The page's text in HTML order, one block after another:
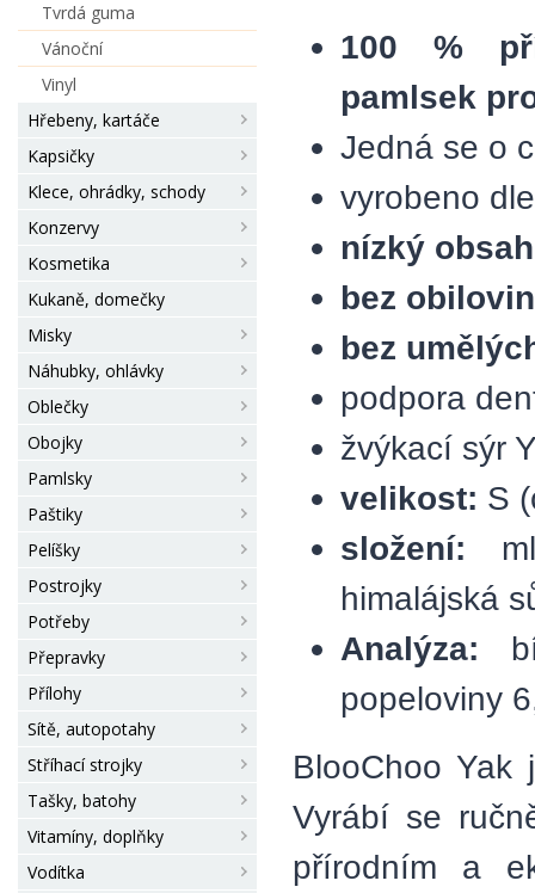
Tvrdá guma
Vánoční
Vinyl
Hřebeny, kartáče
Kapsičky
Klece, ohrádky, schody
Konzervy
Kosmetika
Kukaně, domečky
Misky
Náhubky, ohlávky
Oblečky
Obojky
Pamlsky
Paštiky
Pelíšky
Postrojky
Potřeby
Přepravky
Přílohy
Sítě, autopotahy
Stříhací strojky
Tašky, batohy
Vitamíny, doplňky
Vodítka
100 %
pamlsek
Jedná se o
vyrobeno
nízký
bez
bez
podpora
žvýkací sýr
velikost: S
složení:
himalájská
Analýza:
popeloviny
BlooChoo
Vyrábí se
přírodním a